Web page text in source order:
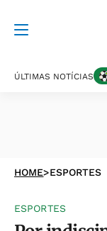
ÚLTIMAS NOTÍCIAS
HOME>ESPORTES
ESPORTES